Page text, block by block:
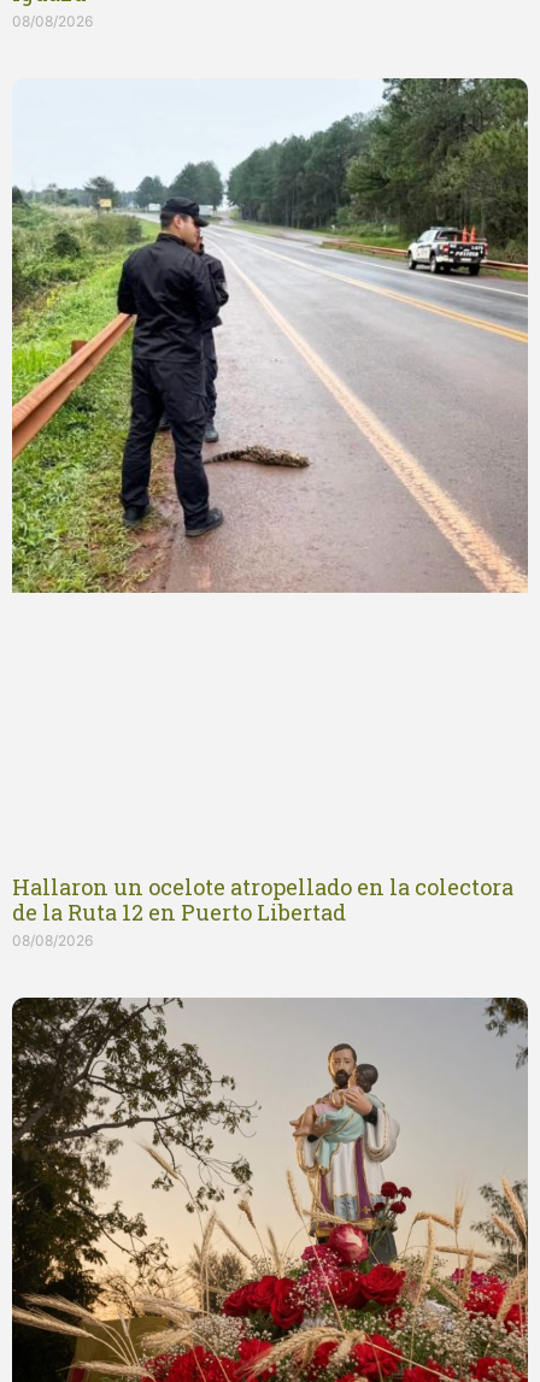
08/08/2026
Hallaron un ocelote atropellado en la colectora
de la Ruta 12 en Puerto Libertad
08/08/2026